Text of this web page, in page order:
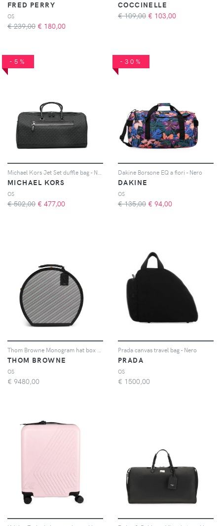
FRED PERRY
OS
€ 239,00 € 180,00
COCCINELLE
€ 109,00 € 103,00
-5%
MICHAEL KORS
OS
€ 502,00 € 477,00
-30%
Dakine Borsone EQ a fiori - Nero
DAKINE
OS
€ 135,00 € 94,00
THOM BROWNE
OS
€ 9480,00
Prada canvas travel bag - Nero
PRADA
OS
€ 1500,00